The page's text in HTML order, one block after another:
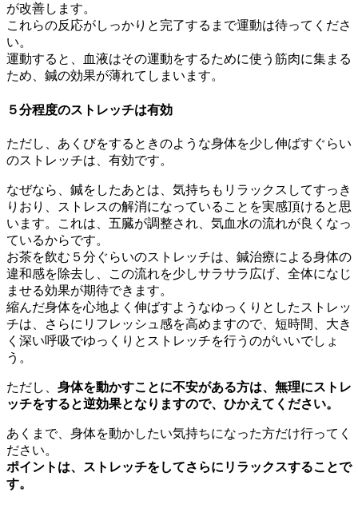
が改善します。
これらの反応がしっかりと完了するまで運動は待ってくださ
い。
運動すると、血液はその運動をするために使う筋肉に集まる
ため、鍼の効果が薄れてしまいます。
５分程度のストレッチは有効
ただし、あくびをするときのような身体を少し伸ばすぐらい
のストレッチは、有効です。
なぜなら、鍼をしたあとは、気持ちもリラックスしてすっき
りおり、ストレスの解消になっていることを実感頂けると思
います。これは、五臓が調整され、気血水の流れが良くなっ
ているからです。
お茶を飲む５分ぐらいのストレッチは、鍼治療による身体の
違和感を除去し、この流れを少しサラサラ広げ、全体になじ
ませる効果が期待できます。
縮んだ身体を心地よく伸ばすようなゆっくりとしたストレッ
チは、さらにリフレッシュ感を高めますので、短時間、大き
く深い呼吸でゆっくりとストレッチを行うのがいいでしょ
う。
ただし、 身体を動かすことに不安がある方は、無理にストレ
ッチをすると逆効果となりますので、ひかえてください。
あくまで、身体を動かしたい気持ちになった方だけ行ってく
ださい。
ポイントは、ストレッチをしてさらにリラックスすることで
す。